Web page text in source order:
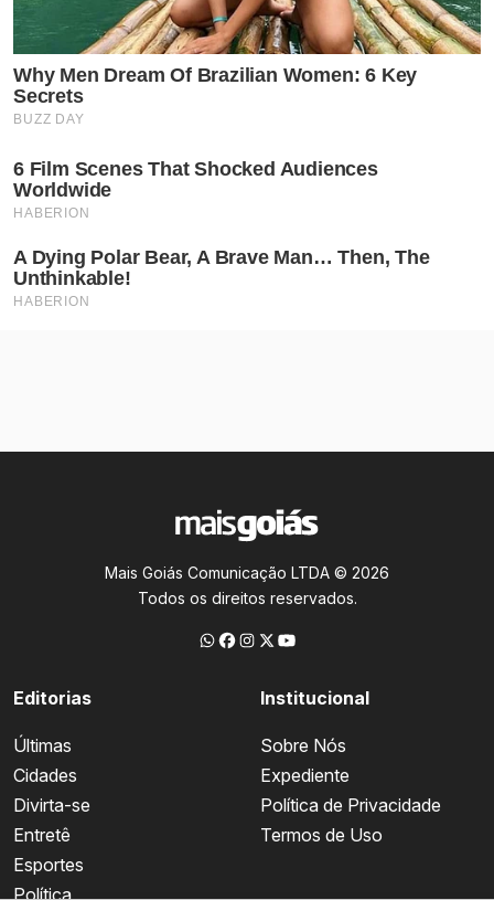
Mais Goiás Comunicação LTDA © 2026
Todos os direitos reservados.
Editorias
Últimas
Cidades
Divirta-se
Entretê
Esportes
Política
Institucional
Sobre Nós
Expediente
Política de Privacidade
Termos de Uso